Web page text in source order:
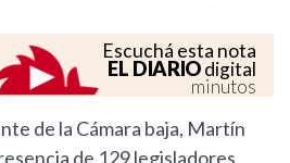
Escuchá esta nota
EL DIARIOdigital
minutos
de la Cámara baja, Martín
de 129 legisladores